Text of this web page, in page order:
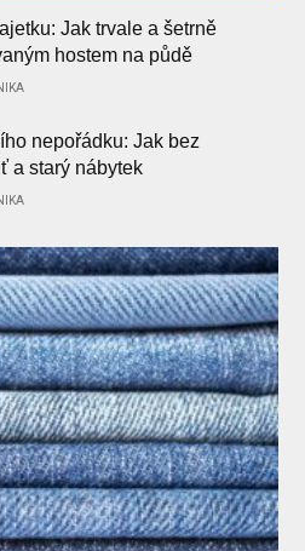
Jak trvale a šetrně
hostem na půdě
nepořádku: Jak bez
a starý nábytek